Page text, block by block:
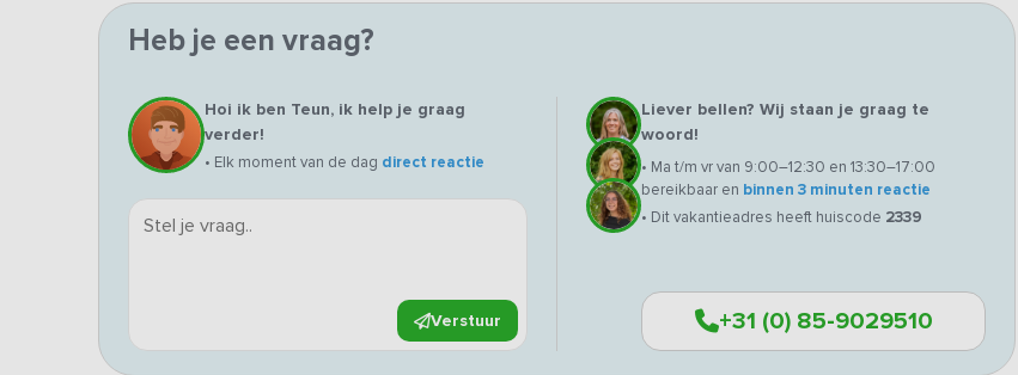
Heb je een vraag?
Hoi ik ben Teun, ik help je graag
verder!
• Elk moment van de dag direct reactie
Verstuur
Liever bellen? Wij staan je graag te
woord!
• Ma t/m vr van 9:00–12:30 en 13:30–17:00
bereikbaar en binnen 3 minuten reactie
• Dit vakantieadres heeft huiscode 2339
+31 (0) 85-9029510